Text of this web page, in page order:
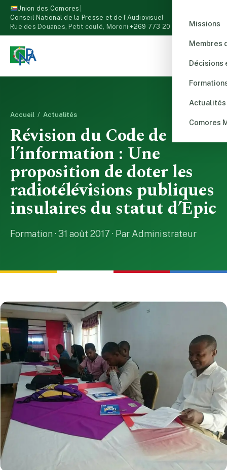
Union des Comores
Conseil National de la Presse et de l'Audiovisuel
Rue des Douanes, Petit coulé, Moroni·+269 773 20 00 Missions
Membres
Décisions
Actualités
Comores
Accueil / Actualités
Révision du Code de
l’information : Une
proposition de doter les
radiotélévisions publiques
insulaires du statut d’Epic
Formation · 31 août 2017 · Par Administrateur